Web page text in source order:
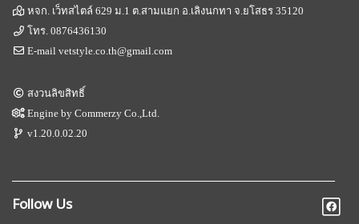
หจก. เว็ทสไตล์ 629 ม.1 ต.สามแยก อ.เลิงนกทา จ.ยโสธร 35120
โทร.0876436130
E-mailvetstyle.co.th@gmail.com
สงวนลิขสิทธิ์
Engine byCommerzy Co.,Ltd.
v1.20.0.02.20
Follow Us